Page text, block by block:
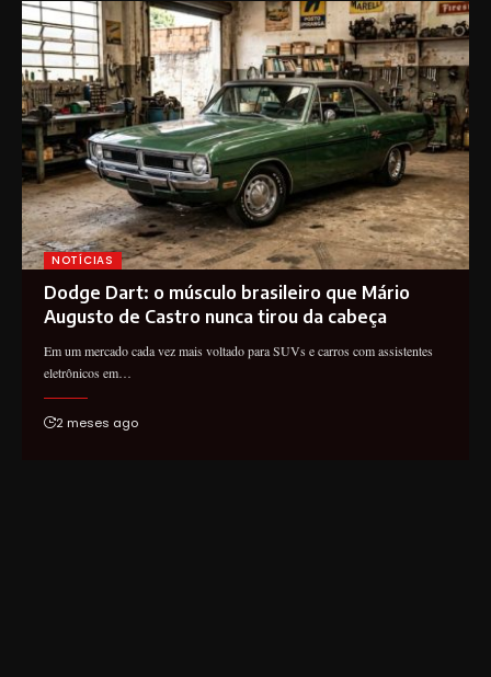
NOTÍCIAS
Dodge Dart: o músculo brasileiro que Mário
Augusto de Castro nunca tirou da cabeça
Em um mercado cada vez mais voltado para SUVs e carros com assistentes
eletrônicos em…
2 meses ago